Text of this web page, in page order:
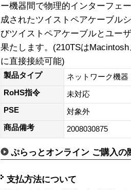
ー機器間で物理的インターフェ
成されたツイストペアケーブル
びツイストペアケーブルとユー
果たします。(210TSは
に直接接続可能)
製品タイプ
ネットワーク機
RoHS指令
未対応
PSE
対象外
商品備考
2008030875
ぷらっとオンライン ご購入の
支払方法について